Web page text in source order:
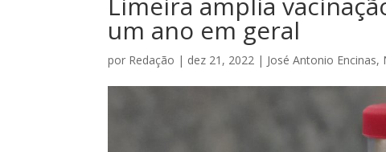
um ano em geral
por Redação | dez 21, 2022 | José Antonio Encinas,